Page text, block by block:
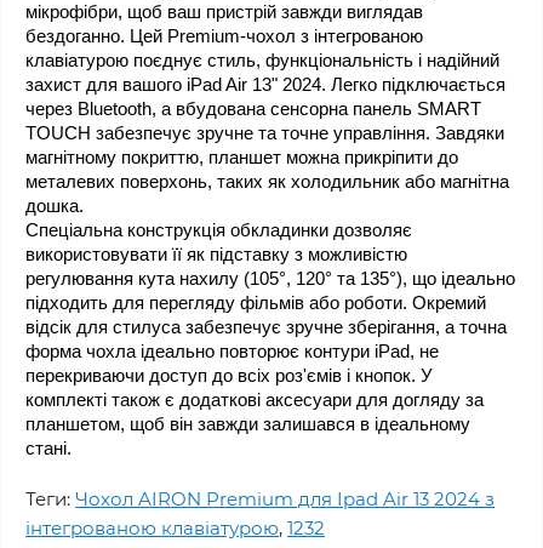
мікрофібри, щоб ваш пристрій завжди виглядав
бездоганно. Цей Premium-чохол з інтегрованою
клавіатурою поєднує стиль, функціональність і надійний
захист для вашого iPad Air 13" 2024. Легко підключається
через Bluetooth, а вбудована сенсорна панель SMART
TOUCH забезпечує зручне та точне управління. Завдяки
магнітному покриттю, планшет можна прикріпити до
металевих поверхонь, таких як холодильник або магнітна
дошка.
Спеціальна конструкція обкладинки дозволяє
використовувати її як підставку з можливістю
регулювання кута нахилу (105°, 120° та 135°), що ідеально
підходить для перегляду фільмів або роботи. Окремий
відсік для стилуса забезпечує зручне зберігання, а точна
форма чохла ідеально повторює контури iPad, не
перекриваючи доступ до всіх роз'ємів і кнопок. У
комплекті також є додаткові аксесуари для догляду за
планшетом, щоб він завжди залишався в ідеальному
стані.
Теги: Чохол AIRON Premium для Ipad Air 13 2024 з
інтегрованою клавіатурою, 1232